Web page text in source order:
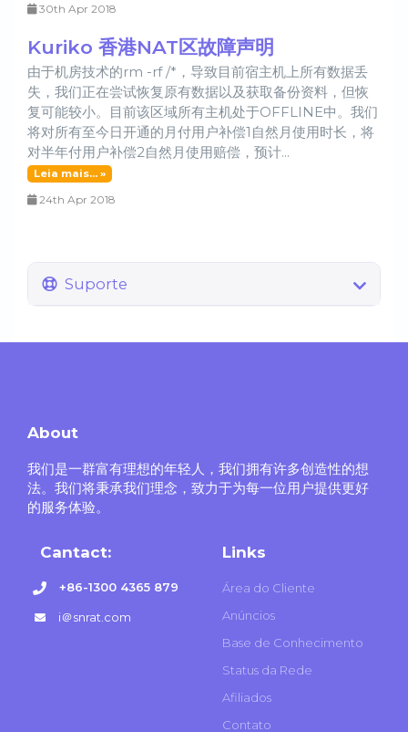
30th Apr 2018
Kuriko 香港NAT区故障声明
由于机房技术的rm -rf /*，导致目前宿主机上所有数据丢
失，我们正在尝试恢复原有数据以及获取备份资料，但恢
复可能较小。目前该区域所有主机处于OFFLINE中。我们
将对所有至今日开通的月付用户补偿1自然月使用时长，将
对半年付用户补偿2自然月使用赔偿，预计...
Leia mais... »
24th Apr 2018
Suporte
About
我们是一群富有理想的年轻人，我们拥有许多创造性的想
法。我们将秉承我们理念，致力于为每一位用户提供更好
的服务体验。
Cantact:
+86-1300 4365 879
i＠snrat.com
Links
Área do Cliente
Anúncios
Base de Conhecimento
Status da Rede
Afiliados
Contato